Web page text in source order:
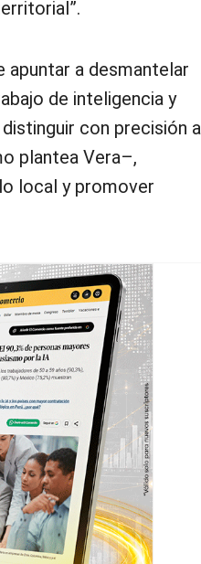
apuntar a desmantelar
de inteligencia y
con precisión a
plantea Vera–,
local y promover